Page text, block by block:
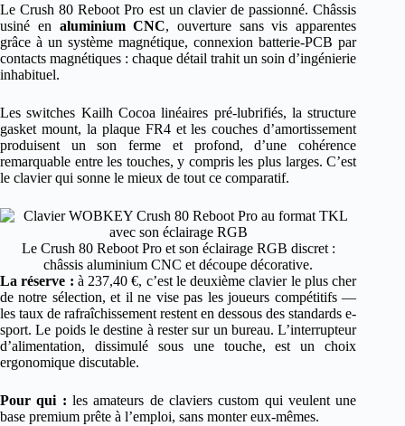
Le Crush 80 Reboot Pro est un clavier de passionné. Châssis
usiné en aluminium CNC, ouverture sans vis apparentes
grâce à un système magnétique, connexion batterie-PCB par
contacts magnétiques : chaque détail trahit un soin d’ingénierie
inhabituel.
Les switches Kailh Cocoa linéaires pré-lubrifiés, la structure
gasket mount, la plaque FR4 et les couches d’amortissement
produisent un son ferme et profond, d’une cohérence
remarquable entre les touches, y compris les plus larges. C’est
le clavier qui sonne le mieux de tout ce comparatif.
Le Crush 80 Reboot Pro et son éclairage RGB discret :
châssis aluminium CNC et découpe décorative.
La réserve : à 237,40 €, c’est le deuxième clavier le plus cher
de notre sélection, et il ne vise pas les joueurs compétitifs —
les taux de rafraîchissement restent en dessous des standards e-
sport. Le poids le destine à rester sur un bureau. L’interrupteur
d’alimentation, dissimulé sous une touche, est un choix
ergonomique discutable.
Pour qui : les amateurs de claviers custom qui veulent une
base premium prête à l’emploi, sans monter eux-mêmes.